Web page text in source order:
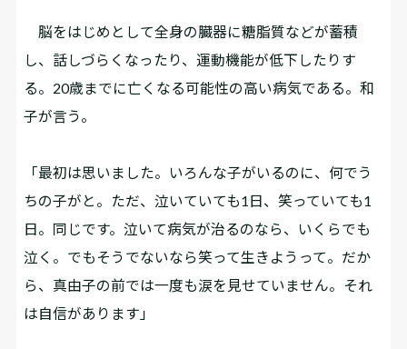
脳をはじめとして全身の臓器に糖脂質などが蓄積
し、話しづらくなったり、運動機能が低下したりす
る。20歳までに亡くなる可能性の高い病気である。和
子が言う。
「最初は思いました。いろんな子がいるのに、何でう
ちの子がと。ただ、泣いていても1日、笑っていても1
日。同じです。泣いて病気が治るのなら、いくらでも
泣く。でもそうでないなら笑って生きようって。だか
ら、真由子の前では一度も涙を見せていません。それ
は自信があります」